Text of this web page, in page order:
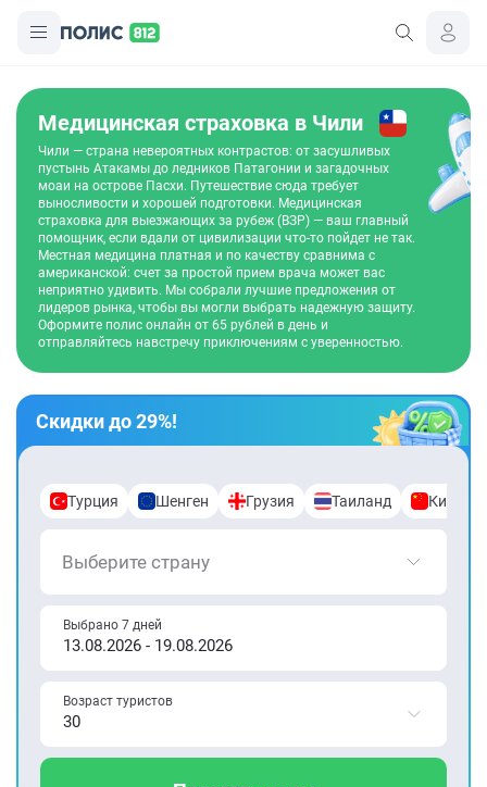
Медицинская страховка в Чили
Чили — страна невероятных контрастов: от засушливых
пустынь Атакамы до ледников Патагонии и загадочных
моаи на острове Пасхи. Путешествие сюда требует
выносливости и хорошей подготовки. Медицинская
страховка для выезжающих за рубеж (ВЗР) — ваш главный
помощник, если вдали от цивилизации что-то пойдет не так.
Местная медицина платная и по качеству сравнима с
американской: счет за простой прием врача может вас
неприятно удивить. Мы собрали лучшие предложения от
лидеров рынка, чтобы вы могли выбрать надежную защиту.
Оформите полис онлайн от 65 рублей в день и
отправляйтесь навстречу приключениям с уверенностью.
Скидки до 29%!
Турция Шенген Грузия Таиланд Китай
Выберите страну
Выбрано 7 дней
Возраст туристов